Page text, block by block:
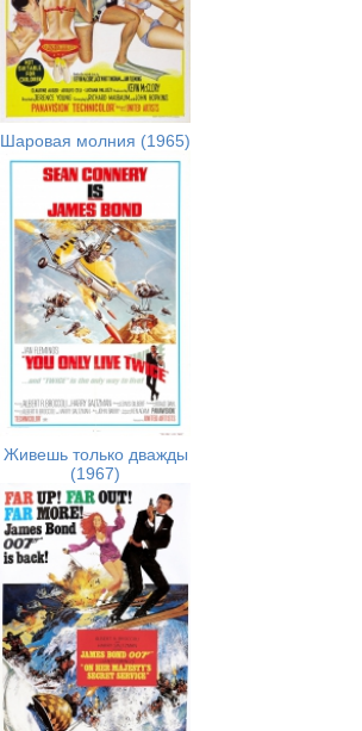
Шаровая молния (1965)
Живешь только дважды
(1967)